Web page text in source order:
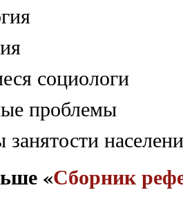
социологи
проблемы
«Сборник